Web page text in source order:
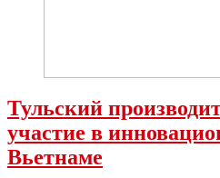
Тульский
участие в
Вьетнаме